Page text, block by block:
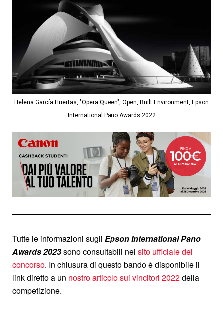
Helena García Huertas, "Opera Queen", Open, Built Environment, Epson
International Pano Awards 2022
Tutte le informazioni sugli Epson International Pano
Awards 2023sono consultabili nel sito ufficiale del
concorso. In chiusura di questo bando è disponibile il
link diretto a un nostro articolo sui vincitori 2022della
competizione.